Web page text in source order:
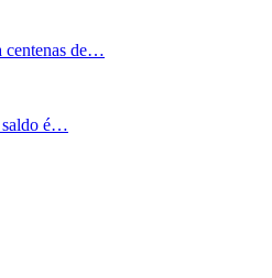
centenas de…
saldo é…